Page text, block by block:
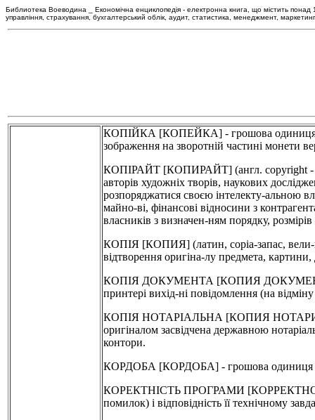
Библиотека Воеводина _ Економічна енциклопедія - електронна книга, що містить понад
управління, страхування, бухгалтерський облік, аудит, статистика, менеджмент, маркетинг
КОПІЙКА [КОПЕЙКА] - грошова одиниця, що
зображення на зворотній частині монети
КОПІРАЙТ [КОПИРАЙТ] (англ. copyright -
авторів художніх творів, наукових
розпоряджатися своєю інтелекту-альною
майно-ві, фінансові відносини з
власників з визначен-ням порядку,
КОПІЯ [КОПИЯ] (латин, copia-запас, вели-
відтворення оригіна-лу предмета,
КОПІЯ ДОКУМЕНТА [КОПИЯ ДОКУМЕНТА] -
принтері вихід-ні повідомлення (на
КОПІЯ НОТАРІАЛЬНА [КОПИЯ
оригіналом засвідчена державною
контори.
КОРДОБА [КОРДОБА] - грошова одиниця
КОРЕКТНІСТЬ ПРОГРАМИ
помилок) і відповідність її технічному